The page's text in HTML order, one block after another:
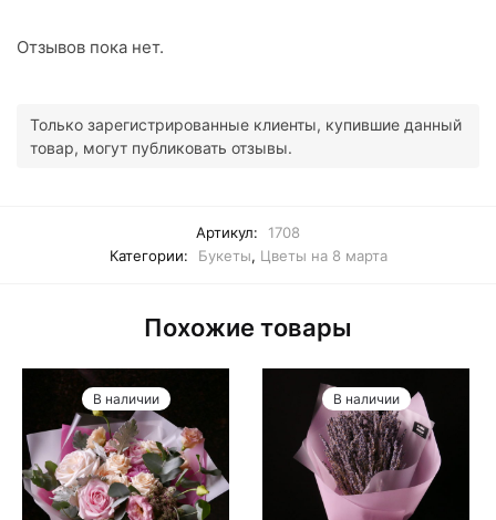
Отзывов пока нет.
Только зарегистрированные клиенты, купившие данный
товар, могут публиковать отзывы.
Артикул:
1708
Категории:
Букеты, Цветы на 8 марта
Похожие товары
В наличии В наличии